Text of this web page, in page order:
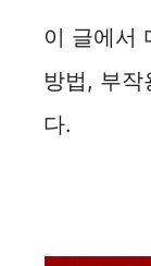
이 글에서
방법, 부작
다.